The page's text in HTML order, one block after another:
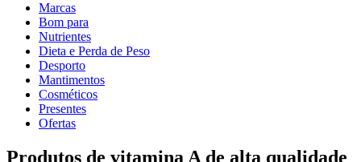
Marcas
Bom para
Nutrientes
Dieta e Perda de Peso
Desporto
Mantimentos
Cosméticos
Presentes
Ofertas
Produtos de vitamina A de alta qualidade